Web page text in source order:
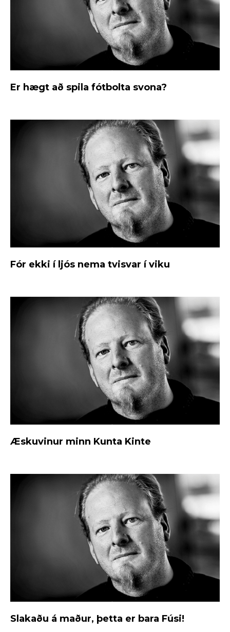
Er hægt að spila fótbolta svona?
Fór ekki í ljós nema tvisvar í viku
Æskuvinur minn Kunta Kinte
Slakaðu á maður, þetta er bara Fúsi!